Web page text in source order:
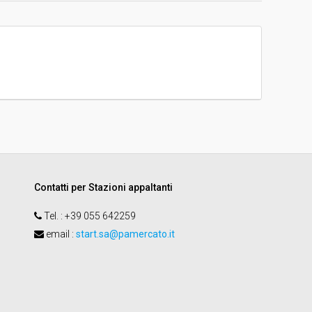
€ 186.609,57
Contatti per Stazioni appaltanti
Tel.
: +39 055 642259
email : start.sa@pamercato.it